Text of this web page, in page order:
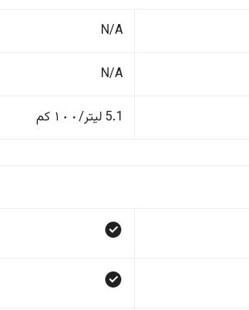
N/A
N/A
5.1 لیتر/١٠٠ کم